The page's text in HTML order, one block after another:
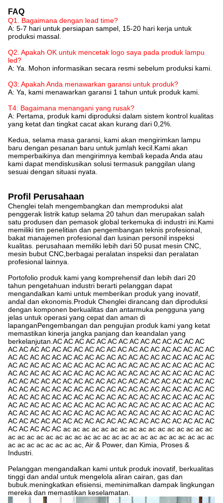
FAQ
Q1. Bagaimana dengan lead time?
A: 5-7 hari untuk persiapan sampel, 15-20 hari kerja untuk
produksi massal.
Q2. Apakah OK untuk mencetak logo saya pada produk lampu
led?
A: Ya. Mohon informasikan secara resmi sebelum produksi kami.
Q3: Apakah Anda menawarkan garansi untuk produk?
A: Ya, kami menawarkan garansi 1 tahun untuk produk kami.
T4: Bagaimana menangani yang rusak?
A: Pertama, produk kami diproduksi dalam sistem kontrol kualitas
yang ketat dan tingkat cacat akan kurang dari 0,2%.
Kedua, selama masa garansi, kami akan mengirimkan lampu
baru dengan pesanan baru untuk jumlah kecil.Kami akan
memperbaikinya dan mengirimnya kembali kepada Anda atau
kami dapat mendiskusikan solusi termasuk panggilan ulang
sesuai dengan situasi nyata.
Profil Perusahaan
Chenglei telah mengembangkan dan memproduksi alat
penggerak listrik katup selama 20 tahun dan merupakan salah
satu produsen dan pemasok global terkemuka di industri ini.Kami
memiliki tim penelitian dan pengembangan teknis profesional,
bakat manajemen profesional dan lusinan personil inspeksi
kualitas. perusahaan memiliki lebih dari 50 pusat mesin CNC,
mesin bubut CNC,berbagai peralatan inspeksi dan peralatan
profesional lainnya.
Portofolio produk kami yang komprehensif dan lebih dari 20
tahun pengetahuan industri berarti pelanggan dapat
mengandalkan kami untuk memberikan produk yang inovatif,
andal dan ekonomis.Produk Chenglei dirancang dan diproduksi
dengan komponen berkualitas dan antarmuka pengguna yang
jelas untuk operasi yang cepat dan aman di
lapanganPengembangan dan pengujian produk kami yang ketat
memastikan kinerja jangka panjang dan keandalan yang
berkelanjutan.AC AC AC AC AC AC AC AC AC AC AC AC AC AC
AC AC AC AC AC AC AC AC AC AC AC AC AC AC AC AC AC AC AC
AC AC AC AC AC AC AC AC AC AC AC AC AC AC AC AC AC AC AC
AC AC AC AC AC AC AC AC AC AC AC AC AC AC AC AC AC AC AC
AC AC AC AC AC AC AC AC AC AC AC AC AC AC AC AC AC AC AC
AC AC AC AC AC AC AC AC AC AC AC AC AC AC AC AC AC AC AC
AC AC AC AC AC AC AC AC AC AC AC AC AC AC AC AC AC AC AC
AC AC AC AC AC AC AC AC AC AC AC AC AC AC AC AC AC AC AC
AC AC AC AC AC AC AC AC AC AC AC AC AC AC AC AC AC AC AC
AC AC AC AC AC AC AC AC AC AC AC AC AC AC AC AC AC AC AC
AC AC AC AC AC AC AC AC AC AC AC AC AC AC AC AC AC AC AC
AC AC AC AC AC ac ac ac ac ac ac ac ac ac ac ac ac ac ac ac ac
ac ac ac ac ac ac ac ac ac ac ac ac ac ac ac ac ac ac ac ac ac ac
ac ac ac ac ac ac ac ac, Air & Power, dan Kimia, Proses &
Industri.
Pelanggan mengandalkan kami untuk produk inovatif, berkualitas
tinggi dan andal untuk mengelola aliran cairan, gas dan
bubuk.meningkatkan efisiensi, meminimalkan dampak lingkungan
mereka dan memastikan keselamatan.